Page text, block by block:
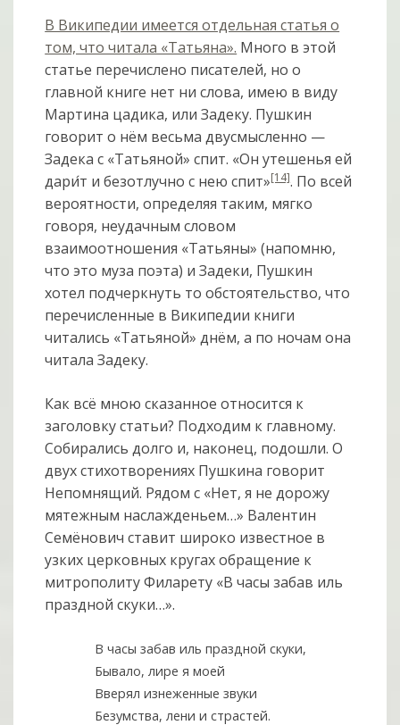
В Википедии имеется отдельная статья о
том, что читала «Татьяна». Много в этой
статье перечислено писателей, но о
главной книге нет ни слова, имею в виду
Мартина цадика, или Задеку. Пушкин
говорит о нём весьма двусмысленно —
Задека с «Татьяной» спит. «Он утешенья ей
дарит и безотлучно с нею спит»[14]. По всей
вероятности, определяя таким, мягко
говоря, неудачным словом
взаимоотношения «Татьяны» (напомню,
что это муза поэта) и Задеки, Пушкин
хотел подчеркнуть то обстоятельство, что
перечисленные в Википедии книги
читались «Татьяной» днём, а по ночам она
читала Задеку.
Как всё мною сказанное относится к
заголовку статьи? Подходим к главному.
Собирались долго и, наконец, подошли. О
двух стихотворениях Пушкина говорит
Непомнящий. Рядом с «Нет, я не дорожу
мятежным наслажденьем…» Валентин
Семёнович ставит широко известное в
узких церковных кругах обращение к
митрополиту Филарету «В часы забав иль
праздной скуки…».
В часы забав иль праздной скуки,
Бывало, лире я моей
Вверял изнеженные звуки
Безумства, лени и страстей.